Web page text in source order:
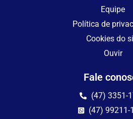
Equipe
Política de
Cookies do
Ouvir
Fale
(47) 3351-
(47) 99211-